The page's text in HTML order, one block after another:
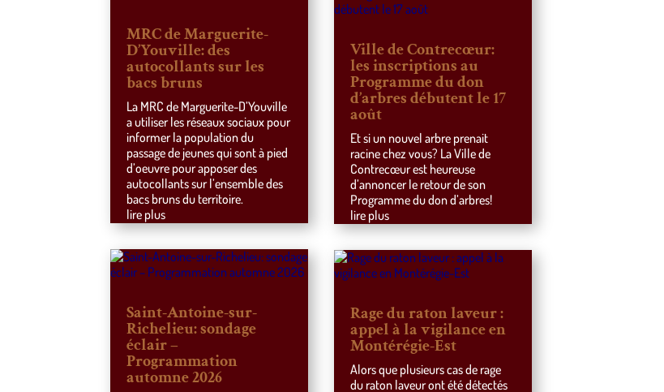
MRC de Marguerite-
D’Youville: des
autocollants sur les
bacs bruns
La MRC de Marguerite-D’Youville
a utiliser les réseaux sociaux pour
informer la population du
passage de jeunes qui sont à pied
d’oeuvre pour apposer des
autocollants sur l’ensemble des
bacs bruns du territoire.
lire plus
Saint-Antoine-sur-
Richelieu: sondage
éclair –
Programmation
automne 2026
Ville de Contrecœur:
les inscriptions au
Programme du don
d’arbres débutent le 17
août
Et si un nouvel arbre prenait
racine chez vous? La Ville de
Contrecœur est heureuse
d’annoncer le retour de son
Programme du don d’arbres!
lire plus
Rage du raton laveur :
appel à la vigilance en
Montérégie-Est
Alors que plusieurs cas de rage
du raton laveur ont été détectés